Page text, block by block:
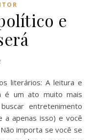
e
é um ato muito mais
entretenimento
a apenas isso) e você
importa se você se